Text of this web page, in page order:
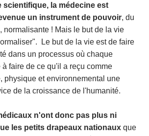
scientifique, la médecine est
un instrument de pouvoir, du
normalisante ! Mais le but de la vie
Le but de la vie est de faire
dans un processus où chaque
faire de ce qu'il a reçu comme
physique et environnemental une
de la croissance de l'humanité.
n'ont donc pas plus ni
les petits drapeaux nationaux que